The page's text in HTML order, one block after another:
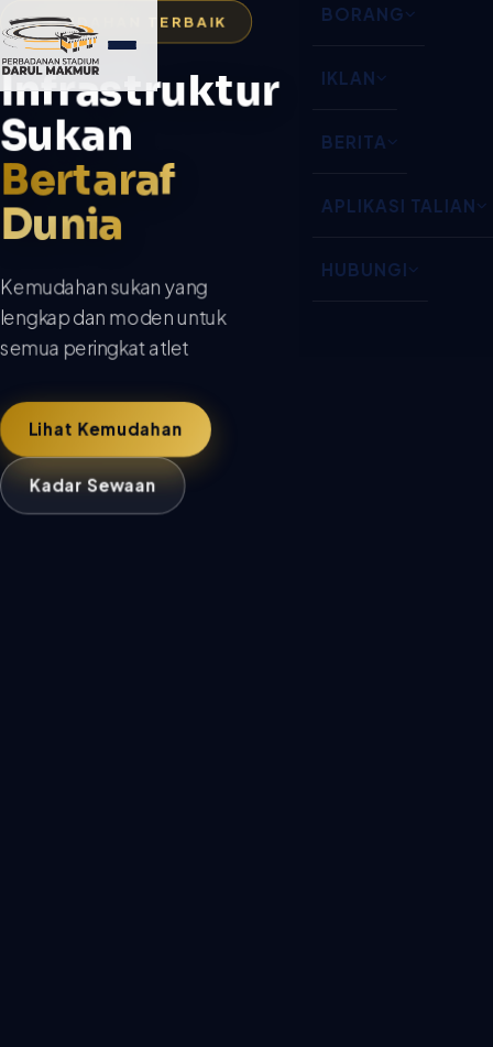
BORANG
IKLAN
BERITA
APLIKASI TALIAN
HUBUNGI
KEMUDAHAN TERBAIK
Infrastruktur
Sukan
Bertaraf
Dunia
Kemudahan sukan yang
lengkap dan moden untuk
semua peringkat atlet
Lihat Kemudahan
Kadar Sewaan